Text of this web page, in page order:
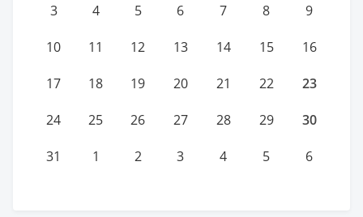
3 4 5 6 7 8 9
10 11 12 13 14 15 16
17 18 19 20 21 22 23
24 25 26 27 28 29 30
31 1 2 3 4 5 6